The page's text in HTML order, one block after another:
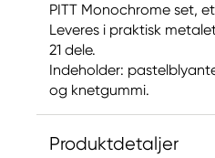
PITT Monochrome set,
Leveres i praktisk
21 dele.
Indeholder:
og knetgummi.
Produktdetaljer